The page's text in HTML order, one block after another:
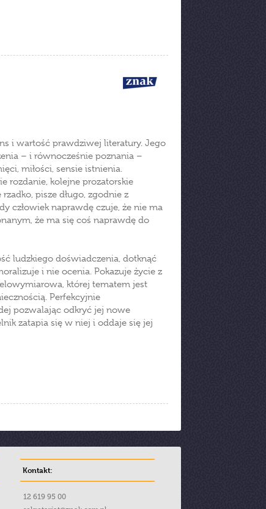
i wartość prawdziwej literatury. Jego
– i równocześnie poznania –
miłości, sensie istnienia.
rozdanie, kolejne prozatorskie
pisze długo, zgodnie z
człowiek naprawdę czuje, że nie ma
że ma się coś naprawdę do
ludzkiego doświadczenia, dotknąć
i nie ocenia. Pokazuje życie z
której tematem jest
Perfekcyjnie
pozwalając odkryć jej nowe
zatapia się w niej i oddaje się jej
Kontakt:
12 619 95 00